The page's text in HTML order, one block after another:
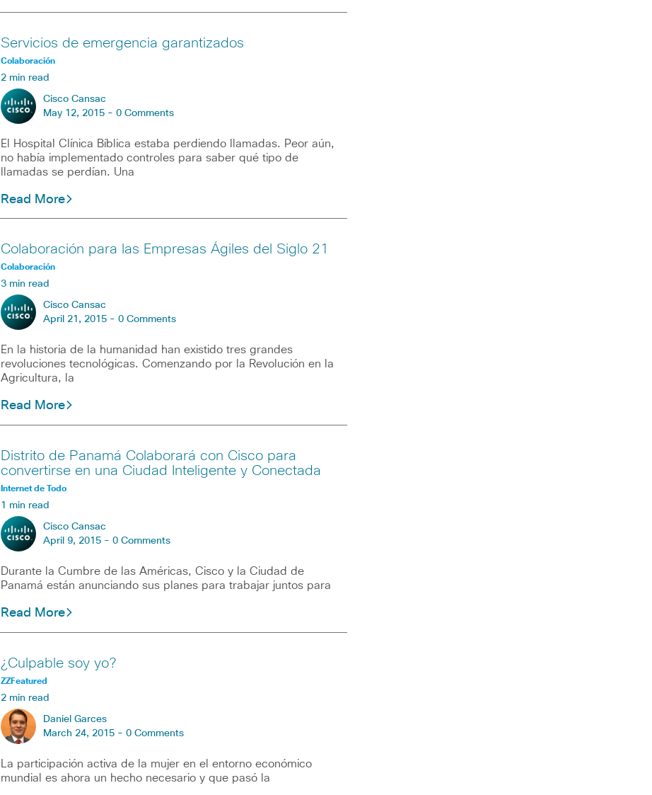
Servicios de emergencia garantizados
Colaboración
2 min read
Cisco Cansac
May 12, 2015 - 0 Comments
El Hospital Clínica Bíblica estaba perdiendo llamadas. Peor aún,
no había implementado controles para saber qué tipo de
llamadas se perdían. Una
Read More
Colaboración para las Empresas Ágiles del Siglo 21
Colaboración
3 min read
Cisco Cansac
April 21, 2015 - 0 Comments
En la historia de la humanidad han existido tres grandes
revoluciones tecnológicas. Comenzando por la Revolución en la
Agricultura, la
Read More
Distrito de Panamá Colaborará con Cisco para
convertirse en una Ciudad Inteligente y Conectada
Internet de Todo
1 min read
Cisco Cansac
April 9, 2015 - 0 Comments
Durante la Cumbre de las Américas, Cisco y la Ciudad de
Panamá están anunciando sus planes para trabajar juntos para
Read More
¿Culpable soy yo?
ZZFeatured
2 min read
Daniel Garces
March 24, 2015 - 0 Comments
La participación activa de la mujer en el entorno económico
mundial es ahora un hecho necesario y que pasó la